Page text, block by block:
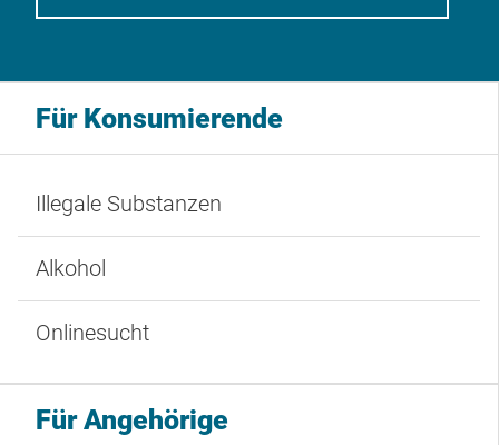
Für Konsumierende
Illegale Substanzen
Alkohol
Onlinesucht
Für Angehörige